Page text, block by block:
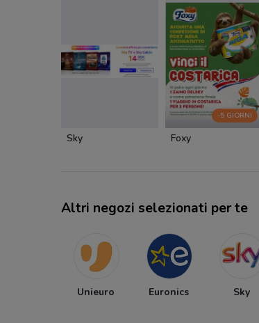
Sky
-5 GIORNI
Foxy
Altri negozi selezionati per te
Unieuro Euronics Sky